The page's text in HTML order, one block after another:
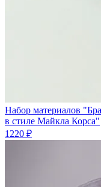
Набор материалов
в стиле Майкла Корса"
1220 ₽